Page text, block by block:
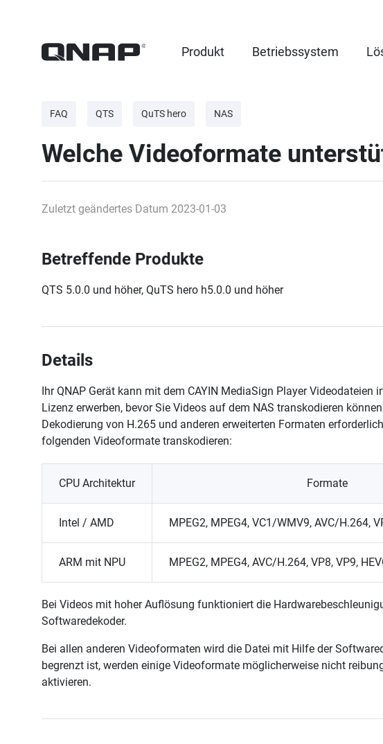
Produkt Betriebssystem
FAQ QTS QuTS hero NAS
Welche Videoformate
Zuletzt geändertes Datum 2023-01-03
Betreffende Produkte
QTS 5.0.0 und höher, QuTS hero h5.0.0 und höher
Details
Ihr QNAP Gerät kann mit dem CAYIN MediaSign Player
Lizenz erwerben, bevor Sie Videos auf dem NAS transkodieren
Dekodierung von H.265 und anderen erweiterten Formaten
folgenden Videoformate transkodieren:
CPU Architektur Formate
Intel / AMD MPEG2, MPEG4, VC1/WMV9, AVC/H.264,
ARM mit NPU MPEG2, MPEG4, AVC/H.264, VP8, VP9,
Bei Videos mit hoher Auflösung funktioniert die
Softwaredekoder.
Bei allen anderen Videoformaten wird die Datei mit Hilfe der
begrenzt ist, werden einige Videoformate möglicherweise nicht
aktivieren.